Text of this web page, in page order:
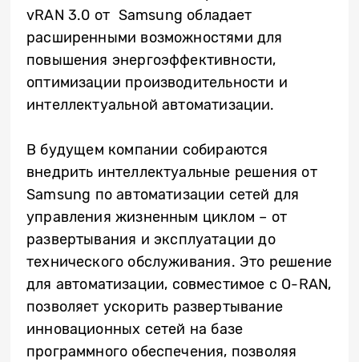
vRAN 3.0 от Samsung обладает
расширенными возможностями для
повышения энергоэффективности,
оптимизации производительности и
интеллектуальной автоматизации.
В будущем компании собираются
внедрить интеллектуальные решения от
Samsung по автоматизации сетей для
управления жизненным циклом – от
развертывания и эксплуатации до
технического обслуживания. Это решение
для автоматизации, совместимое с O-RAN,
позволяет ускорить развертывание
инновационных сетей на базе
программного обеспечения, позволяя